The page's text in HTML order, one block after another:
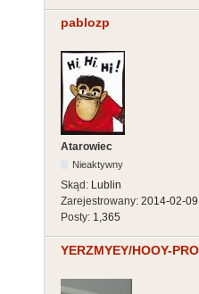
pablozp
Atarowiec
Nieaktywny
Skąd: Lublin
Zarejestrowany: 2014-02-09
Posty: 1,365